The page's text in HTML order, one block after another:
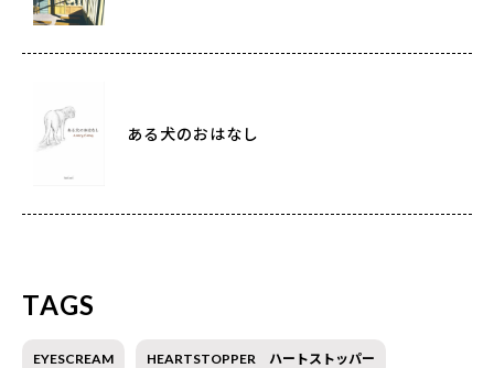
ある犬のおはなし
TAGS
EYESCREAM HEARTSTOPPER ハートストッパー